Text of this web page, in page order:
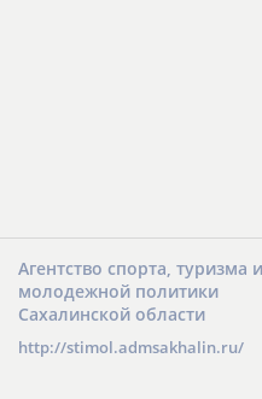
Агентство спорта, туризма и
молодежной политики
Сахалинской области
http://stimol.admsakhalin.ru/